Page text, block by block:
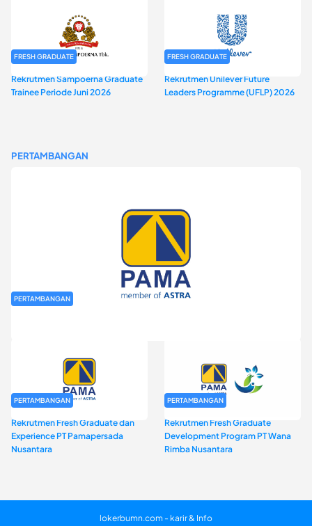
FRESH GRADUATE
Rekrutmen Sampoerna Graduate
Trainee Periode Juni 2026
FRESH GRADUATE
Rekrutmen Unilever Future
Leaders Programme (UFLP) 2026
PERTAMBANGAN
PERTAMBANGAN
PERTAMBANGAN
Rekrutmen Fresh Graduate dan
Experience PT Pamapersada
Nusantara
PERTAMBANGAN
Rekrutmen Fresh Graduate
Development Program PT Wana
Rimba Nusantara
lokerbumn.com - karir & Info